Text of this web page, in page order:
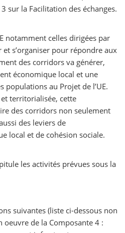
sur la Facilitation des échanges.
notamment celles dirigées par
s’organiser pour répondre aux
des corridors va générer,
économique local et une
populations au Projet de l’UE.
territorialisée, cette
des corridors non seulement
des leviers de
local et de cohésion sociale.
les activités prévues sous la
suivantes (liste ci-dessous non
oeuvre de la Composante 4 :